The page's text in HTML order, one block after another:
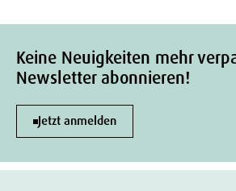
Keine Neuigkeiten mehr
Newsletter abonnieren!
Jetzt anmelden